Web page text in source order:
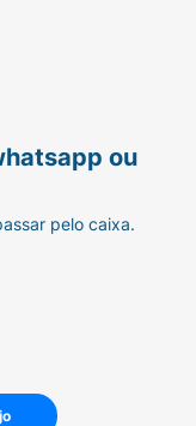
ou
pelo caixa.